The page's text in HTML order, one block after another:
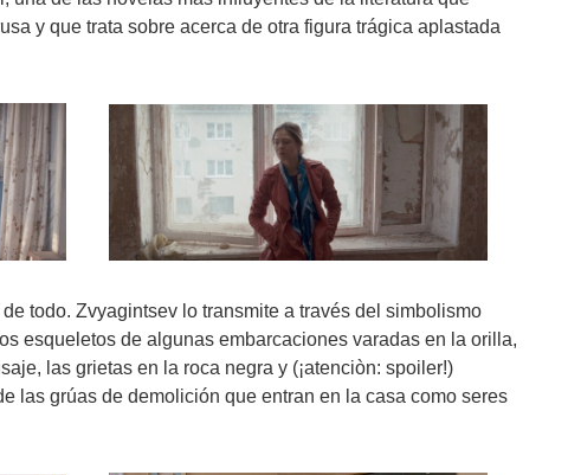
y que trata sobre acerca de otra figura trágica aplastada
todo. Zvyagintsev lo transmite a través del simbolismo
esqueletos de algunas embarcaciones varadas en la orilla,
las grietas en la roca negra y (¡atenciòn: spoiler!)
las grúas de demolición que entran en la casa como seres